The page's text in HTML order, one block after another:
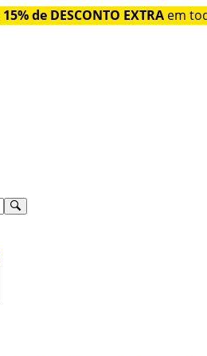
15% de DESCONTO EXTRA em